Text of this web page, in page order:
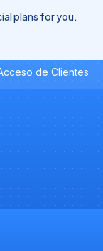
de Clientes
plans for you.